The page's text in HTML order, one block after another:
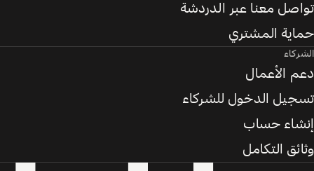
تواصل معنا عبر الدردشة
حماية المشتري
الشركاء
دعم الأعمال
تسجيل الدخول للشركاء
إنشاء حساب
وثائق التكامل